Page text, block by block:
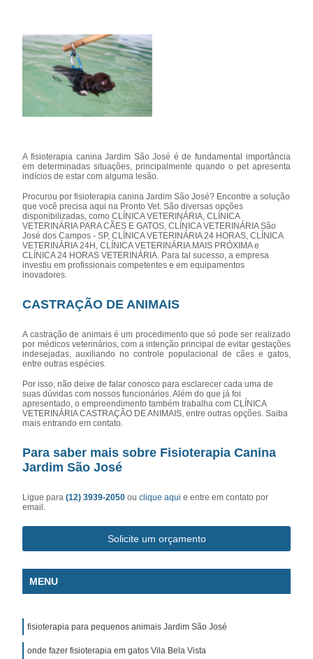
A fisioterapia canina Jardim São José é de fundamental importância
em determinadas situações, principalmente quando o pet apresenta
indícios de estar com alguma lesão.
Procurou por fisioterapia canina Jardim São José? Encontre a solução
que você precisa aqui na Pronto Vet. São diversas opções
disponibilizadas, como CLÍNICA VETERINÁRIA, CLÍNICA
VETERINÁRIA PARA CÃES E GATOS, CLÍNICA VETERINÁRIA São
José dos Campos - SP, CLÍNICA VETERINÁRIA 24 HORAS, CLÍNICA
VETERINÁRIA 24H, CLÍNICA VETERINÁRIA MAIS PRÓXIMA e
CLÍNICA 24 HORAS VETERINÁRIA. Para tal sucesso, a empresa
investiu em profissionais competentes e em equipamentos
inovadores.
CASTRAÇÃO DE ANIMAIS
A castração de animais é um procedimento que só pode ser realizado
por médicos veterinários, com a intenção principal de evitar gestações
indesejadas, auxiliando no controle populacional de cães e gatos,
entre outras espécies.
Por isso, não deixe de falar conosco para esclarecer cada uma de
suas dúvidas com nossos funcionários. Além do que já foi
apresentado, o empreendimento também trabalha com CLÍNICA
VETERINÁRIA CASTRAÇÃO DE ANIMAIS, entre outras opções. Saiba
mais entrando em contato.
Para saber mais sobre Fisioterapia Canina
Jardim São José
Ligue para(12) 3939-2050ouclique aqui e entre em contato por
email.
Solicite um orçamento
MENU
fisioterapia para pequenos animais Jardim São José
onde fazer fisioterapia em gatos Vila Bela Vista